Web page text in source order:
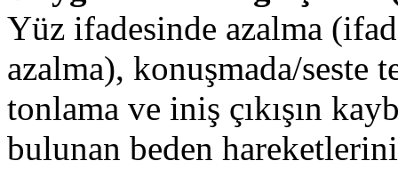
Yüz ifadesinde azalma
azalma), konuşmada/seste
tonlama ve iniş çıkışın
bulunan beden